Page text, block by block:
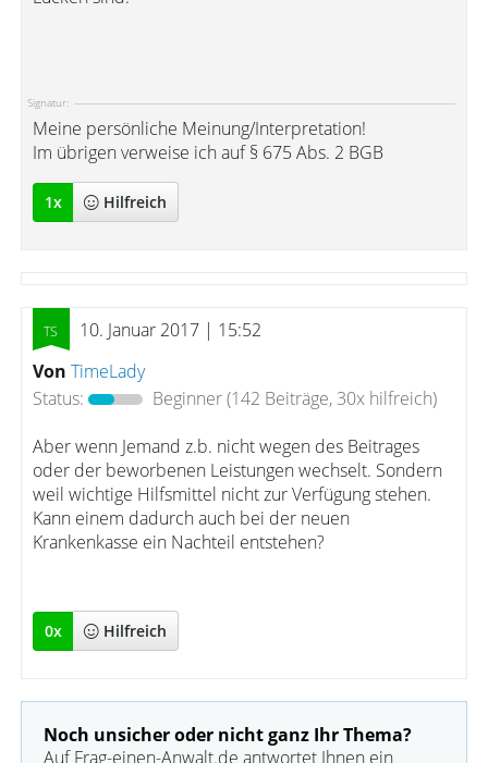
Signatur:
Meine persönliche Meinung/Interpretation!
Im übrigen verweise ich auf § 675 Abs. 2 BGB
1x Hilfreich
10. Januar 2017 | 15:52
Von TimeLady
Status:
Beginner(142 Beiträge, 30x hilfreich)
Aber wenn Jemand z.b. nicht wegen des Beitrages
oder der beworbenen Leistungen wechselt. Sondern
weil wichtige Hilfsmittel nicht zur Verfügung stehen.
Kann einem dadurch auch bei der neuen
Krankenkasse ein Nachteil entstehen?
0x Hilfreich
Noch unsicher oder nicht ganz Ihr Thema?
Auf Frag-einen-Anwalt.de antwortet Ihnen ein